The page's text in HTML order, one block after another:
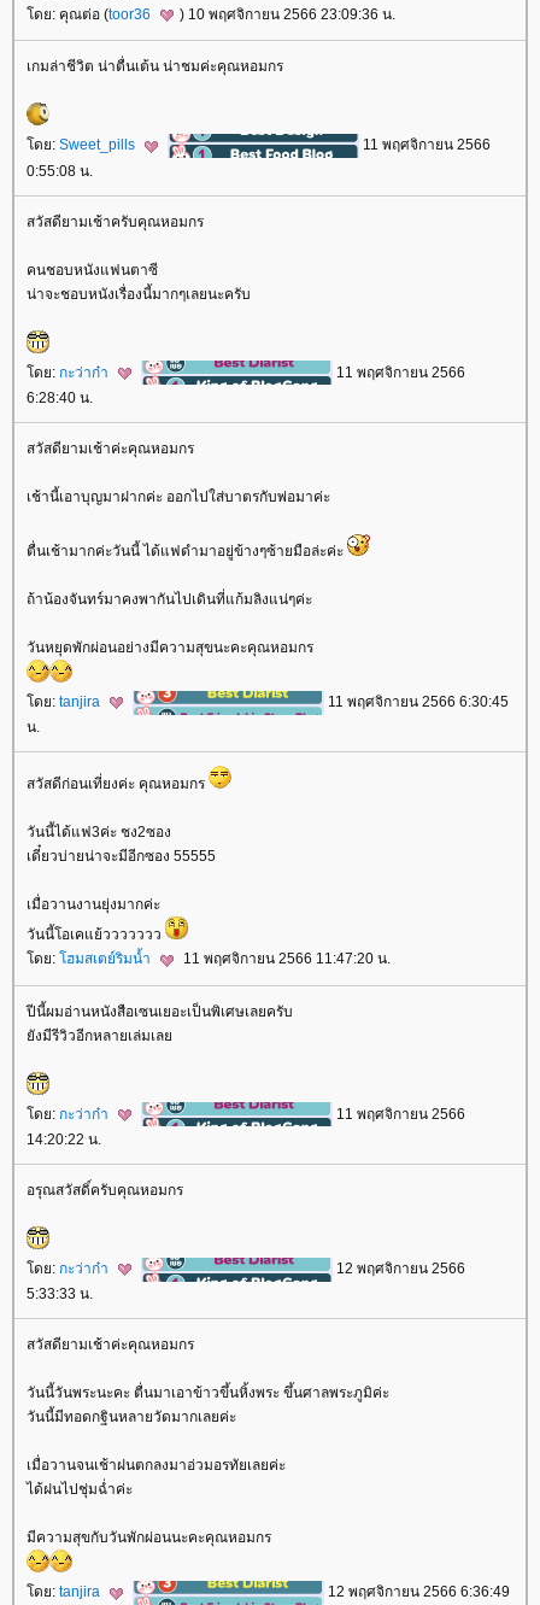
ดย: คุณต่อ (toor36 ) 10 พฤศจิกายน 2566 23:09:36 น.
เกมล่าชีวิต น่าตื่นเต้น น่าชมค่ะคุณหอมกร
ดย: Sweet_pills
11 พฤศจิกายน 2566
0:55:08 น.
สวัสดียามเช้าครับคุณหอมกร
คนชอบหนังแฟนตาซี
น่าจะชอบหนังเรื่องนี้มากๆเลยนะครับ
ดย: กะว่าก๋า
11 พฤศจิกายน 2566
6:28:40 น.
สวัสดียามเช้าค่ะคุณหอมกร
เช้านี้เอาบุญมาฝากค่ะ ออกไปใส่บาตรกับพ่อมาค่ะ
ตื่นเช้ามากค่ะวันนี้ ได้แฟดำมาอยู่ข้างๆซ้ายมือล่ะค่ะ
ถ้าน้องจันทร์มาคงพากันไปเดินที่แก้มลิงแน่ๆค่ะ
วันหยุดพักผ่อนอย่างมีความสุขนะคะคุณหอมกร
ดย: tanjira
11 พฤศจิกายน 2566 6:30:45
น.
สวัสดีก่อนเที่ยงค่ะ คุณหอมกร
วันนี้ได้แฟ3ค่ะ ชง2ซอง
เดี๋ยวบ่ายน่าจะมีอีกซอง 55555
เมื่อวานงานยุ่งมากค่ะ
วันนี้โอเคแย้ววววววว
ดย: ฮมสเตย์ริมน้ำ 11 พฤศจิกายน 2566 11:47:20 น.
ปีนี้ผมอ่านหนังสือเซนเยอะเป็นพิเศษเลยครับ
ังมีรีวิวอีกหลายเล่มเล
ดย: กะว่าก๋า
11 พฤศจิกายน 2566
14:20:22 น.
อรุณสวัสดิ์ครับคุณหอมกร
ดย: กะว่าก๋า
12 พฤศจิกายน 2566
5:33:33 น.
สวัสดียามเช้าค่ะคุณหอมกร
วันนี้วันพระนะคะ ตื่นมาเอาข้าวขึ้นหิ้งพระ ขึ้นศาลพระภูมิค่ะ
วันนี้มีทอดกฐินหลายวัดมากเลยค่ะ
เมื่อวานจนเช้าฝนตกลงมาอ่วมอรทัยเลยค่ะ
ได้ฝนไปชุ่มฉ่ำค่ะ
มีความสุขกับวันพักผ่อนนะคะคุณหอมกร
ดย: tanjira
12 พฤศจิกายน 2566 6:36:49